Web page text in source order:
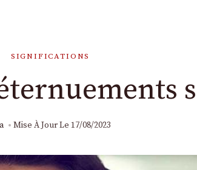
SIGNIFICATIONS
Mise À Jour Le 17/08/2023